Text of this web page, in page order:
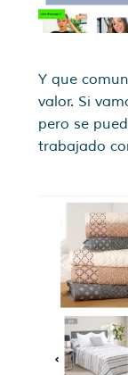
Y que
valor. Si
pero se
trabajado